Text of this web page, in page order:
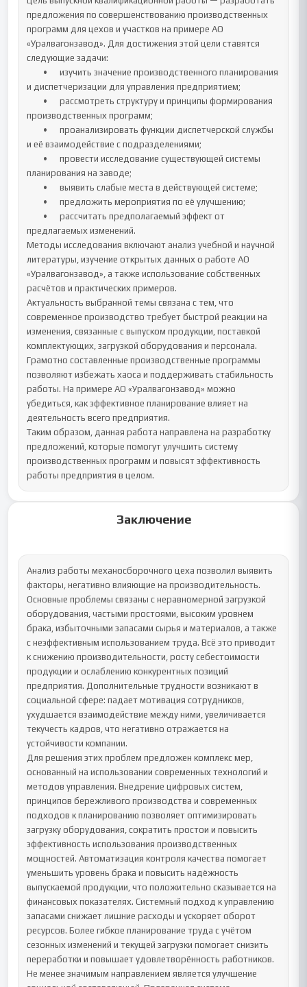
предложения по совершенствованию производственных
программ для цехов и участков на примере АО
«Уралвагонзавод». Для достижения этой цели ставятся
следующие задачи:
и диспетчеризации для управления предприятием;
производственных программ;
и её взаимодействие с подразделениями;
планирования на заводе;
предлагаемых изменений.
Методы исследования включают анализ учебной и научной
литературы, изучение открытых данных о работе АО
«Уралвагонзавод», а также использование собственных
расчётов и практических примеров.
Актуальность выбранной темы связана с тем, что
современное производство требует быстрой реакции на
изменения, связанные с выпуском продукции, поставкой
комплектующих, загрузкой оборудования и персонала.
Грамотно составленные производственные программы
позволяют избежать хаоса и поддерживать стабильность
работы. На примере АО «Уралвагонзавод» можно
убедиться, как эффективное планирование влияет на
деятельность всего предприятия.
Таким образом, данная работа направлена на разработку
предложений, которые помогут улучшить систему
производственных программ и повысят эффективность
работы предприятия в целом.
Заключение
Анализ работы механосборочного цеха позволил выявить
факторы, негативно влияющие на производительность.
Основные проблемы связаны с неравномерной загрузкой
оборудования, частыми простоями, высоким уровнем
брака, избыточными запасами сырья и материалов, а также
с неэффективным использованием труда. Всё это приводит
к снижению производительности, росту себестоимости
продукции и ослаблению конкурентных позиций
предприятия. Дополнительные трудности возникают в
социальной сфере: падает мотивация сотрудников,
ухудшается взаимодействие между ними, увеличивается
текучесть кадров, что негативно отражается на
устойчивости компании.
Для решения этих проблем предложен комплекс мер,
основанный на использовании современных технологий и
методов управления. Внедрение цифровых систем,
принципов бережливого производства и современных
подходов к планированию позволяет оптимизировать
загрузку оборудования, сократить простои и повысить
эффективность использования производственных
мощностей. Автоматизация контроля качества помогает
уменьшить уровень брака и повысить надёжность
выпускаемой продукции, что положительно сказывается на
финансовых показателях. Системный подход к управлению
запасами снижает лишние расходы и ускоряет оборот
ресурсов. Более гибкое планирование труда с учётом
сезонных изменений и текущей загрузки помогает снизить
переработки и повышает удовлетворённость работников.
Не менее значимым направлением является улучшение